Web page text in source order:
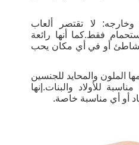
لا تقتصر ألعاب
فقط.كما أنها رائعة
أو في أي مكان يحب
الملون والمحايد للجنسين
للأولاد والبنات.إنها
أو أي مناسبة خاصة.